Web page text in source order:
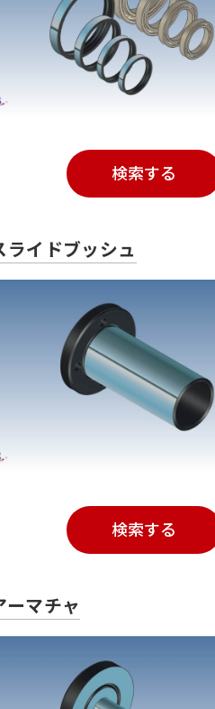
検索する
ライドブッシュ
検索する
ーマチャ